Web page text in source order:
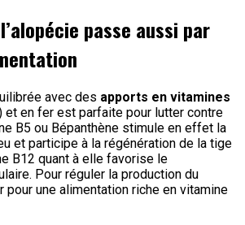
passe aussi par
avec des apports en vitamines
et en fer est parfaite pour lutter contre
B5 ou Bépanthène stimule en effet la
et participe à la régénération de la tige
B12 quant à elle favorise le
Pour réguler la production du
pour une alimentation riche en vitamine